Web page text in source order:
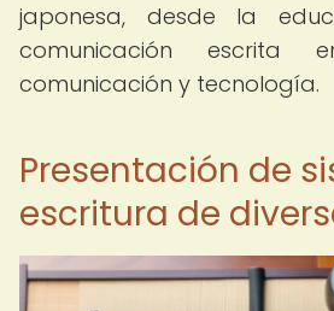
japonesa, desde la
comunicación escrita
comunicación y tecnología.
Presentación de
escritura de